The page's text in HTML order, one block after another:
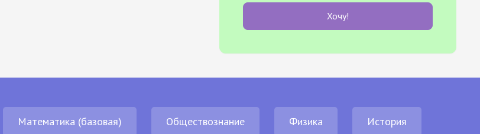
Хочу!
Математика (базовая) Обществознание Физика История